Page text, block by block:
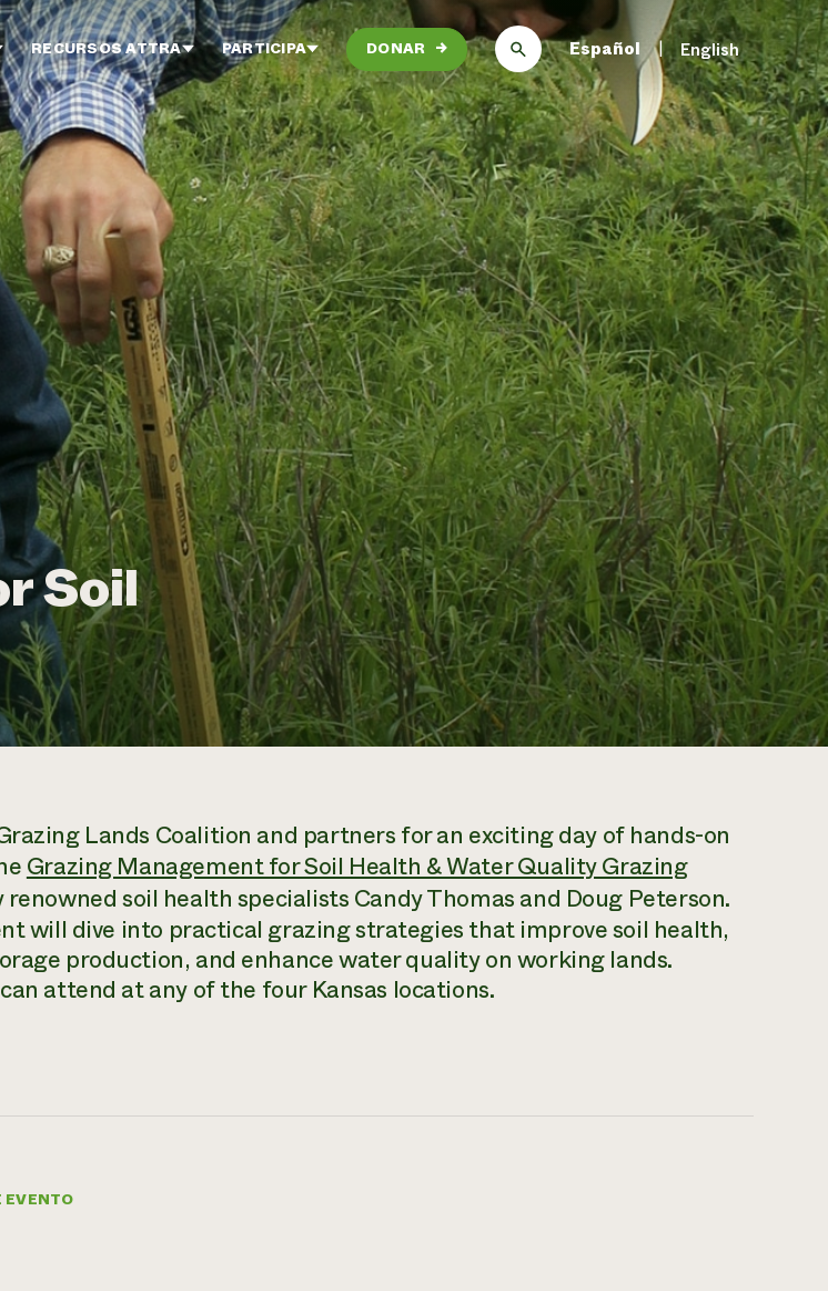
RECURSOS ATTRA PARTICIPA DONAR → Español English
Soil
Lands Coalition and partners for an exciting day of hands-on
Grazing Management for Soil Health & Water Quality Grazing
renowned soil health specialists Candy Thomas and Doug Peterson.
will dive into practical grazing strategies that improve soil health,
production, and enhance water quality on working lands.
attend at any of the four Kansas locations.
EVENTO